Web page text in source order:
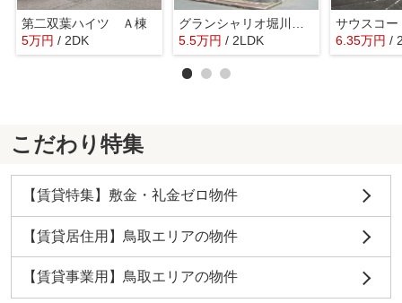
第二双葉ハイツ Ａ棟
5万円 / 2DK
5.5万円 / 2LDK
サウスコー
6.35万円 /
こだわり特集
【賃貸特集】敷金・礼金ゼロ物件
【賃貸居住用】鳥取エリアの物件
【賃貸事業用】鳥取エリアの物件